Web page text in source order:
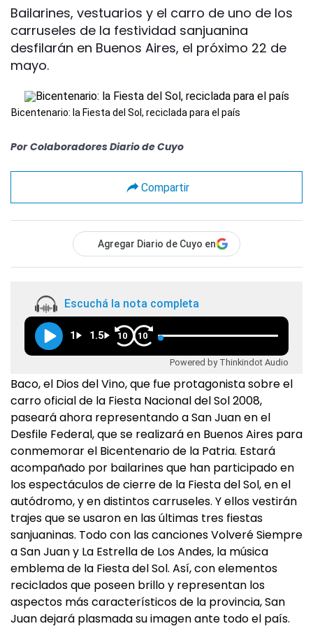
Bailarines, vestuarios y el carro de uno de los
carruseles de la festividad sanjuanina
desfilarán en Buenos Aires, el próximo 22 de
mayo.
Bicentenario: la Fiesta del Sol, reciclada para el país
Por Colaboradores Diario de Cuyo
Compartir
Agregar Diario de Cuyo en
Escuchá la nota completa
1 1.5 10 10
Powered by Thinkindot Audio
Baco, el Dios del Vino, que fue protagonista sobre el
carro oficial de la Fiesta Nacional del Sol 2008,
paseará ahora representando a San Juan en el
Desfile Federal, que se realizará en Buenos Aires para
conmemorar el Bicentenario de la Patria. Estará
acompañado por bailarines que han participado en
los espectáculos de cierre de la Fiesta del Sol, en el
autódromo, y en distintos carruseles. Y ellos vestirán
trajes que se usaron en las últimas tres fiestas
sanjuaninas. Todo con las canciones Volveré Siempre
a San Juan y La Estrella de Los Andes, la música
emblema de la Fiesta del Sol. Así, con elementos
reciclados que poseen brillo y representan los
aspectos más característicos de la provincia, San
Juan dejará plasmada su imagen ante todo el país.